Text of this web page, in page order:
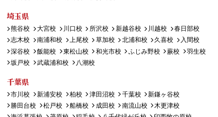
埼玉県
熊谷校 大宮校 川口校 所沢校 新越谷校 川越校
春日部校
志木校
南浦和校 上尾校 草加校 北浦和校 久喜校
入間校
深谷校
飯能校 東松山校 和光市校 ふじみ野校 蕨校
羽生校
坂戸校
武蔵浦和校 八潮校
千葉県
市川校 新浦安校 柏校 津田沼校 千葉校
新鎌ヶ谷校
勝田台校
松戸校 船橋校 成田校 南流山校
木更津校